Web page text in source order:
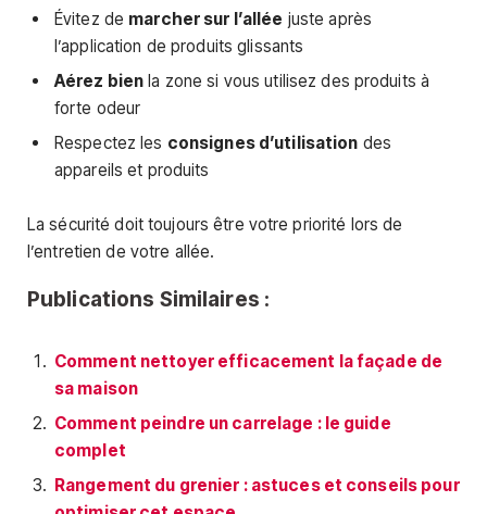
Évitez de marcher sur l’allée juste après
l’application de produits glissants
Aérez bien la zone si vous utilisez des produits à
forte odeur
Respectez les consignes d’utilisation des
appareils et produits
La sécurité doit toujours être votre priorité lors de
l’entretien de votre allée.
Publications Similaires :
Comment nettoyer efficacement la façade de
sa maison
Comment peindre un carrelage : le guide
complet
Rangement du grenier : astuces et conseils pour